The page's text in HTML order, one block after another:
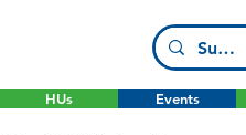
HUs Events